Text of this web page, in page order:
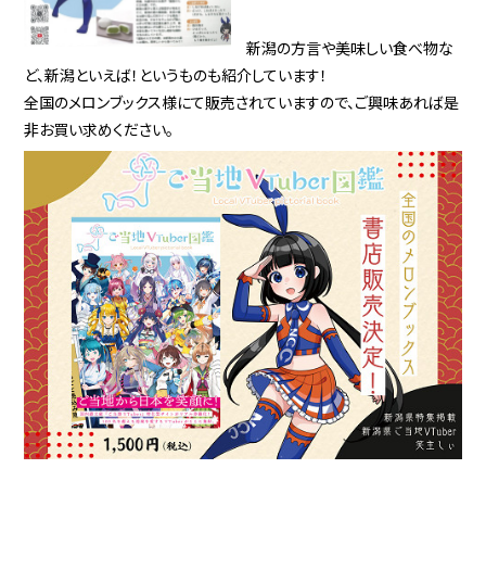
新潟の方言や美味しい食べ物な
ど、新潟といえば！というものも紹介しています！
全国のメロンブックス様にて販売されていますので、ご興味あれば是
非お買い求めください。